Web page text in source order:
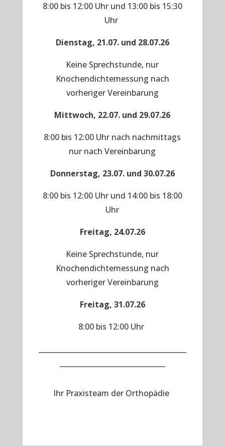
8:00 bis 12:00 Uhr und 13:00 bis 15:30
Uhr
Dienstag, 21.07. und 28.07.26
Keine Sprechstunde, nur
Knochendichtemessung nach
vorheriger Vereinbarung
Mittwoch, 22.07. und 29.07.26
8:00 bis 12:00 Uhr nach nachmittags
nur nach Vereinbarung
Donnerstag, 23.07. und 30.07.26
8:00 bis 12:00 Uhr und 14:00 bis 18:00
Uhr
Freitag, 24.07.26
Keine Sprechstunde, nur
Knochendichtemessung nach
vorheriger Vereinbarung
Freitag, 31.07.26
8:00 bis 12:00 Uhr
Ihr Praxisteam der Orthopädie